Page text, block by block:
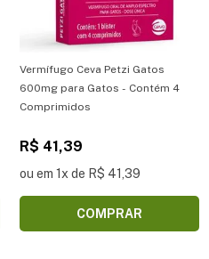
Vermífugo Ceva Petzi Gatos
600mg para Gatos - Contém 4
Comprimidos
R$ 41,39
ou em 1x de R$ 41,39
COMPRAR